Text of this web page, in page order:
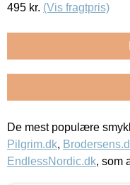
495 kr. (Vis fragtpris)
De mest populære
Pilgrim.dk,
EndlessNordic.dk, som